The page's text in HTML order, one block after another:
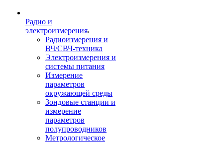
Радио и
электроизмерения
Радиоизмерения и
ВЧ/СВЧ-техника
Электроизмерения и
системы питания
Измерение
параметров
окружающей среды
Зондовые станции и
измерение
параметров
полупроводников
Метрологическое